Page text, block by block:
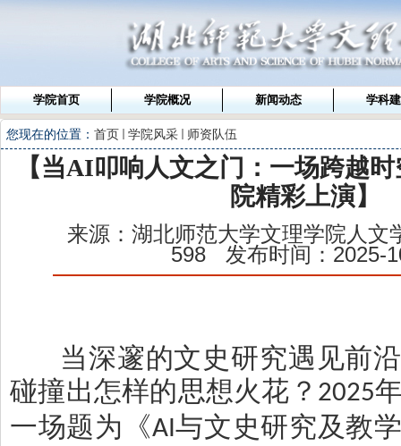
学院首页 学院概况 新闻动态 学科
您现在的位置： 首页 学院风采 师资队伍
【当AI叩响人文之门：一场跨越
院精彩上演】
来源：湖北师范大学文理学院人文
598
发布时间：2025-
当深邃的文史研究遇见前
碰撞出怎样的思想火花？ 2025
一场题为《AI与文史研究及教